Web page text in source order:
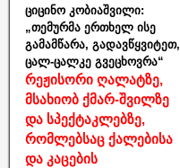
ციცინო კობიაშვილი:
„თემურმა ერთხელ ისე
გამამწარა, გადავწყვიტეთ,
ცალ-ცალკე გვეცხოვრა“
რეჟისორი ღალატზე,
მსახიობ ქმარ-შვილზე
და სპექტაკლებზე,
რომლებსაც ქალებისა
და კაცების